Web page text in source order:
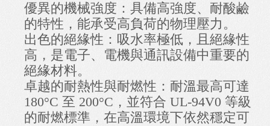
優異的機械強度：具備高強度、耐酸鹼
的特性，能承受高負荷的物理壓力。
出色的絕緣性：吸水率極低，且絕緣性
高，是電子、電機與通訊設備中重要的
絕緣材料。
卓越的耐熱性與耐燃性：耐溫最高可達
180°C 至 200°C，並符合 UL-94V0 等級
的耐燃標準，在高溫環境下依然穩定可